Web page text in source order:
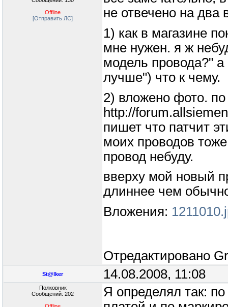
Offline
[Отправить ЛС]
не отвечено на два
1) как в магазине
мне нужен. я ж
модель провода?" а
лучше") что к чему.
2) вложено фото.
http://
пишет что патчит
моих проводов
провод небуду.
вверху мой новый
длиннее чем
Вложения:
Отредактировано
St@lker 14.08.2008, 11:08
Полковник
Сообщений: 202
Я определял так: